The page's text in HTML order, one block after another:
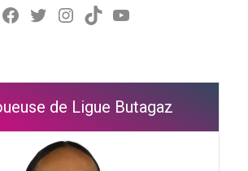
Facebook
Twitter
Instagram
TikTokYouTube
de Ligue Butagaz